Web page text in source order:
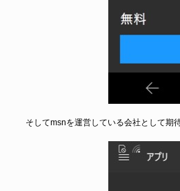
そしてmsnを運営している会社として期